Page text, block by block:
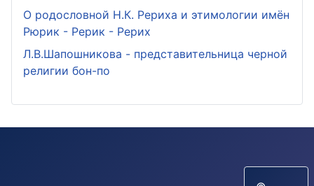
О родословной Н.К. Рериха и этимологии имён
Рюрик - Рерик - Рерих
Л.В.Шапошникова - представительница черной
религии бон-по